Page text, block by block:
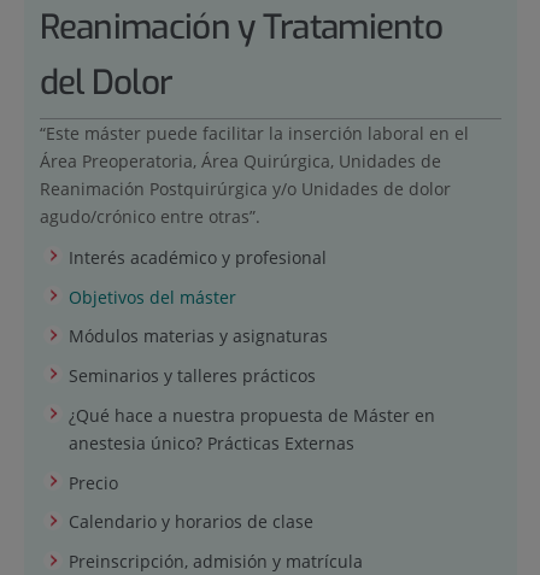
Reanimación y Tratamiento
del Dolor
“Este máster puede facilitar la inserción laboral en el
Área Preoperatoria, Área Quirúrgica, Unidades de
Reanimación Postquirúrgica y/o Unidades de dolor
agudo/crónico entre otras”.
Interés académico y profesional
Objetivos del máster
Módulos materias y asignaturas
Seminarios y talleres prácticos
¿Qué hace a nuestra propuesta de Máster en
anestesia único? Prácticas Externas
Precio
Calendario y horarios de clase
Preinscripción, admisión y matrícula